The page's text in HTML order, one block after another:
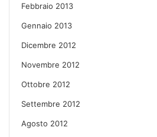
Febbraio 2013
Gennaio 2013
Dicembre 2012
Novembre 2012
Ottobre 2012
Settembre 2012
Agosto 2012